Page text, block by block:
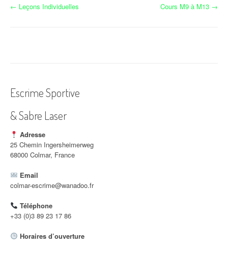
N
g
a
t
i
o
n
d
'
a
← Leçons Individuelles Cours M9 à M13 →
Escrime Sportive
& Sabre Laser
Adresse
25 Chemin Ingersheimerweg
68000 Colmar, France
Email
colmar-escrime@wanadoo.fr
Téléphone
+33 (0)3 89 23 17 86
Horaires d’ouverture